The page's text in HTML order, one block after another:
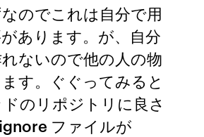
のでこれは自分で用
あります。が、自分
ないので他の人の物
す。ぐぐってみると
のリポジトリに良さ
ファイルが